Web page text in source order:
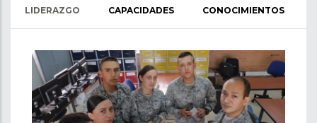
LIDERAZGO CAPACIDADES CONOCIMIENTOS